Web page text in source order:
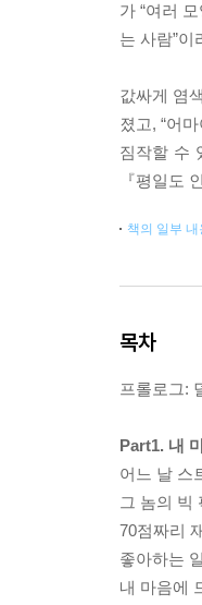
가 “여러
는 사람”이
값싸게 염
졌고, “어
짐작할 수
『평일도
책의 일부
목차
프롤로그:
Part1. 내
어느 날 스
그 놈의 빅
70점짜리
좋아하는
내 마음에